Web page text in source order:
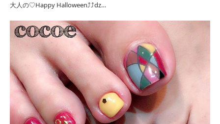
大人の♡Happy Halloween⤴︎︎⤴︎︎ǳ…